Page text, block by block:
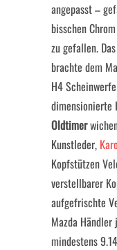
angepasst –
bisschen
zu gefallen.
brachte dem
H4
dimensionierte
Oldtimer
Kunstleder,
Kopfstützen
verstellbarer
aufgefrischte
Mazda Händler
mindestens